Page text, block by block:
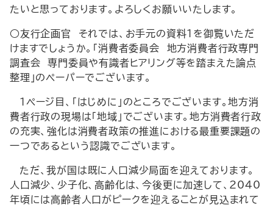
たいと思っております。よろしくお願いいたします。
○友行企画官 それでは、お手元の資料１を御覧いただ
けますでしょうか。「消費者委員会 地方消費者行政専門
調査会 専門委員や有識者ヒアリング等を踏まえた論点
整理」のペーパーでございます。
１ページ目、「はじめに」のところでございます。地方消
費者行政の現場は「地域」でございます。地方消費者行政
の充実、強化は消費者政策の推進における最重要課題の
一つであるという認識でございます。
ただ、我が国は既に人口減少局面を迎えております。
人口減少、少子化、高齢化は、今後更に加速して、2040
年頃には高齢者人口がピークを迎えることが見込まれて